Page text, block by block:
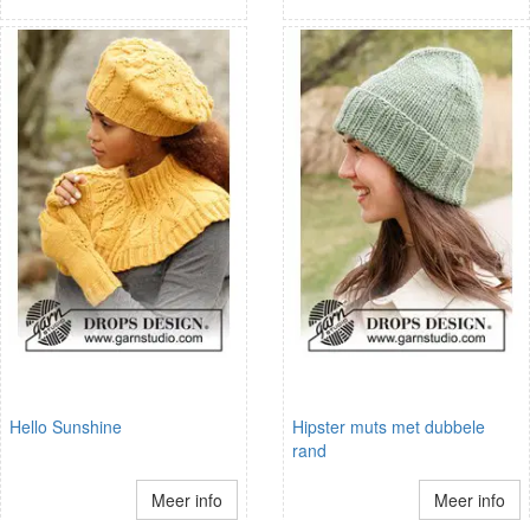
Hello Sunshine
Meer info
Hipster muts met dubbele
rand
Meer info